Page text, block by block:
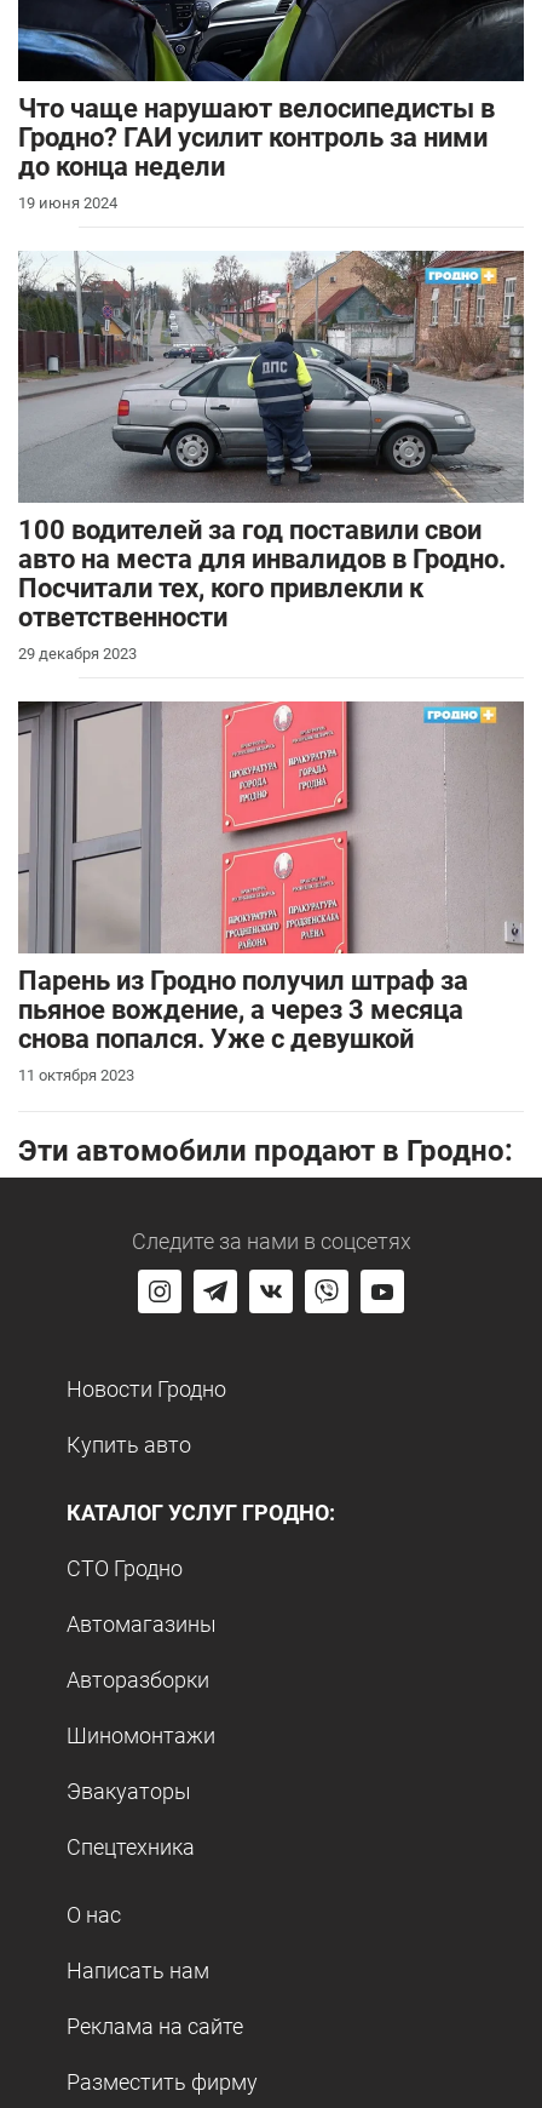
Что чаще нарушают велосипедисты в
Гродно? ГАИ усилит контроль за ними
до конца недели
19 июня 2024
100 водителей за год поставили свои
авто на места для инвалидов в Гродно.
Посчитали тех, кого привлекли к
ответственности
29 декабря 2023
Парень из Гродно получил штраф за
пьяное вождение, а через 3 месяца
снова попался. Уже с девушкой
11 октября 2023
Эти автомобили продают в Гродно:
Следите за нами в соцсетях
Новости Гродно
Купить авто
КАТАЛОГ УСЛУГ ГРОДНО:
СТО Гродно
Автомагазины
Авторазборки
Шиномонтажи
Эвакуаторы
Спецтехника
О нас
Написать нам
Реклама на сайте
Разместить фирму